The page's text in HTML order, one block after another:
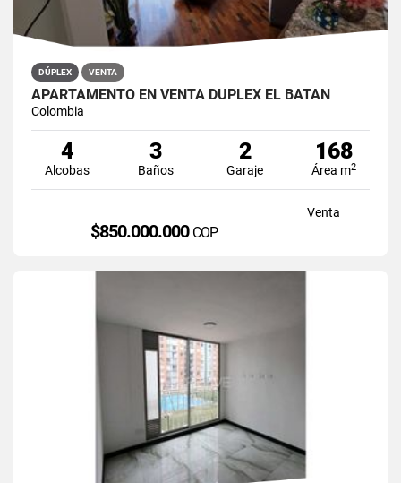
DÚPLEX VENTA
APARTAMENTO EN VENTA DÚPLEX EL BATÁN
Colombia
4
Alcobas
3
Baños
2
Garaje
168
Área m2
Venta
$850.000.000 COP